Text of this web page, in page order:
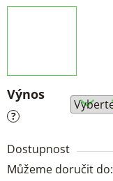
Výnos
?
Dostupnost
Můžeme doručit do: